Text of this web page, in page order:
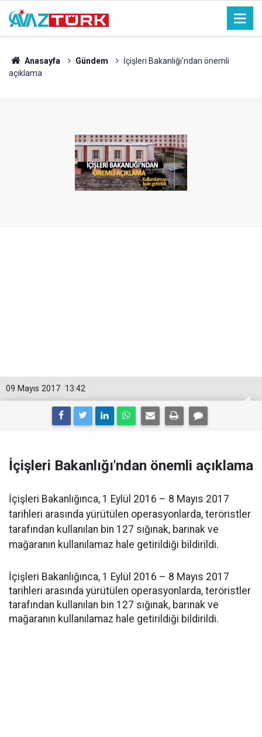
Anasayfa Gündem
İçişleri Bakanlığı'ndan önemli
açıklama
13:42
09 Mayıs 2017
İçişleri Bakanlığı'ndan önemli açıklama
İçişleri Bakanlığınca, 1 Eylül 2016 – 8 Mayıs 2017
tarihleri arasında yürütülen operasyonlarda, teröristler
tarafından kullanılan bin 127 sığınak, barınak ve
mağaranın kullanılamaz hale getirildiği bildirildi.
İçişleri Bakanlığınca, 1 Eylül 2016 – 8 Mayıs 2017
tarihleri arasında yürütülen operasyonlarda, teröristler
tarafından kullanılan bin 127 sığınak, barınak ve
mağaranın kullanılamaz hale getirildiği bildirildi.